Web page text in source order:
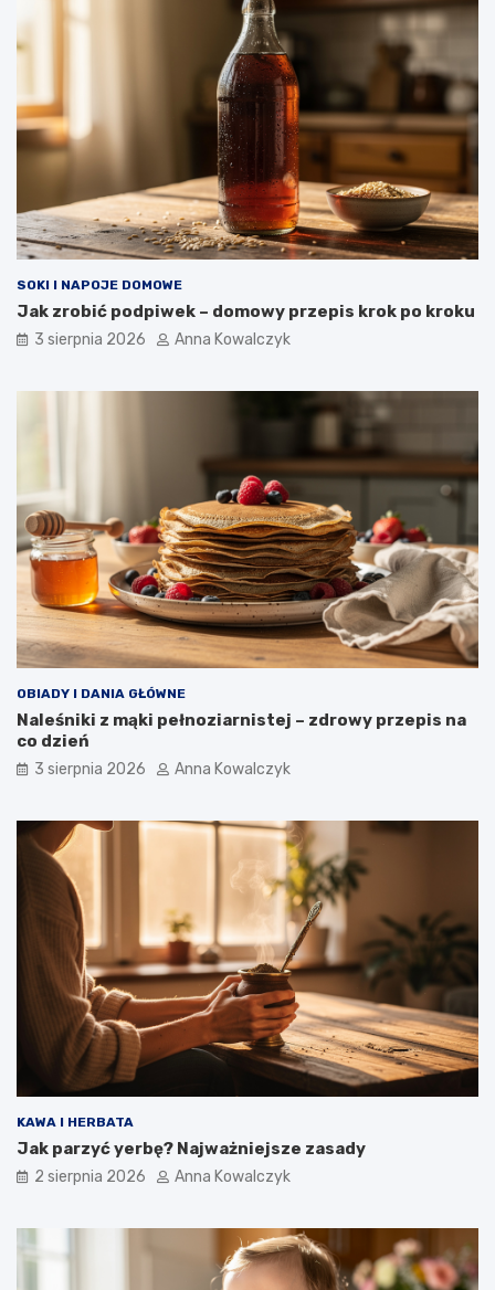
SOKI I NAPOJE DOMOWE
Jak zrobić podpiwek – domowy przepis krok po kroku
3 sierpnia 2026 Anna Kowalczyk
OBIADY I DANIA GŁÓWNE
Naleśniki z mąki pełnoziarnistej – zdrowy przepis na
co dzień
3 sierpnia 2026 Anna Kowalczyk
KAWA I HERBATA
Jak parzyć yerbę? Najważniejsze zasady
2 sierpnia 2026 Anna Kowalczyk